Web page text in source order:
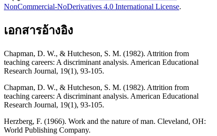
NonCommercial-NoDerivatives 4.0 International License.
เอกสารอ้างอิง
Chapman, D. W., & Hutcheson, S. M. (1982). Attrition from
teaching careers: A discriminant analysis. American Educational
Research Journal, 19(1), 93-105.
Chapman, D. W., & Hutcheson, S. M. (1982). Attrition from
teaching careers: A discriminant analysis. American Educational
Research Journal, 19(1), 93-105.
Herzberg, F. (1966). Work and the nature of man. Cleveland, OH:
World Publishing Company.